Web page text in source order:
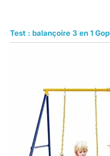
Test : balançoire 3 en 1